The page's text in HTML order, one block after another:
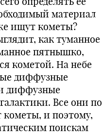
материал
ищут кометы?
как туманное
пятнышко,
кометой. На небе
диффузные
диффузные
Все они по
и поэтому,
поискам